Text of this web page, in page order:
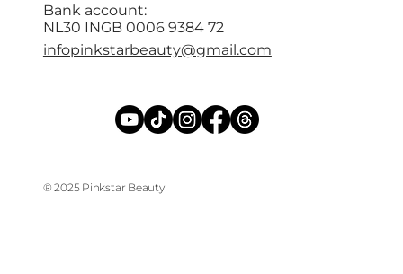
® 2025 Pinkstar Beauty
Bank account:
NL30 INGB 0006 9384 72
infopinkstarbeauty@gmail.com